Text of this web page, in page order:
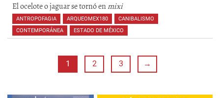
El ocelote o jaguar se tornó enmixi
ANTROPOFAGIA ARQUEOMEX180 CANIBALISMO
CONTEMPORÁNEA
ESTADO DE MÉXICO
1 2 3 →